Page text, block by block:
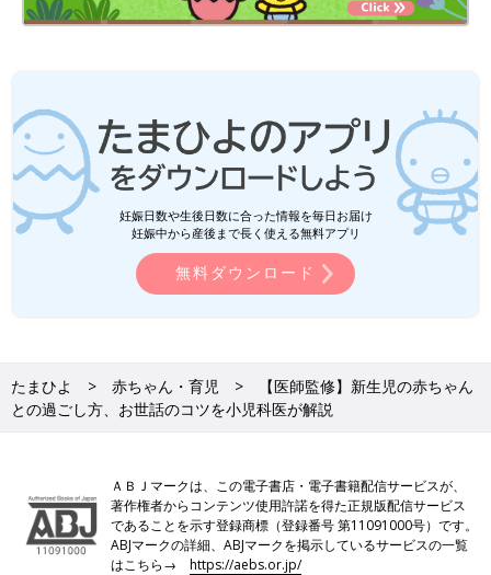
妊娠日数や生後日数に合った情報を毎日お届け
妊娠中から産後まで長く使える無料アプリ
無料ダウンロード
たまひよ 赤ちゃん・育児
【医師監修】新生児の赤ちゃん
との過ごし方、お世話のコツを小児科医が解説
ＡＢＪマークは、この電子書店・電子書籍配信サービスが、
著作権者からコンテンツ使用許諾を得た正規版配信サービス
であることを示す登録商標（登録番号 第11091000号）です。
ABJマークの詳細、ABJマークを掲示しているサービスの一覧
はこちら→https://aebs.or.jp/